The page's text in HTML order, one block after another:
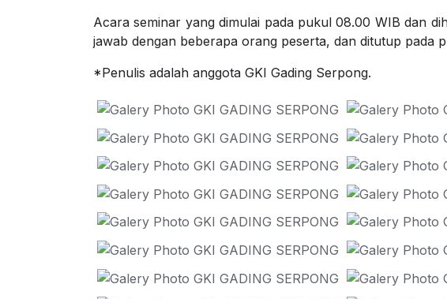
Acara seminar yang dimulai pada pukul 08.00 WIB dan
jawab dengan beberapa orang peserta, dan ditutup pada
*Penulis adalah anggota GKI Gading Serpong.